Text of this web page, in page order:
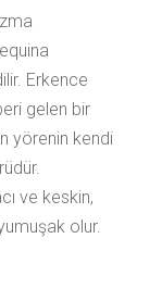
Erkence
gelen bir
yörenin kendi
ve keskin,
olur.